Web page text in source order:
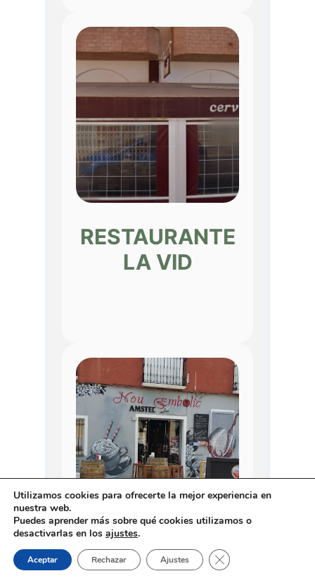
RESTAURANTE
LA VID
BAR
Utilizamos cookies para ofrecerte la mejor experiencia en
nuestra web.
Puedes aprender más sobre qué cookies utilizamos o
desactivarlas en los ajustes.
Aceptar Rechazar Ajustes Cerrar el banner de